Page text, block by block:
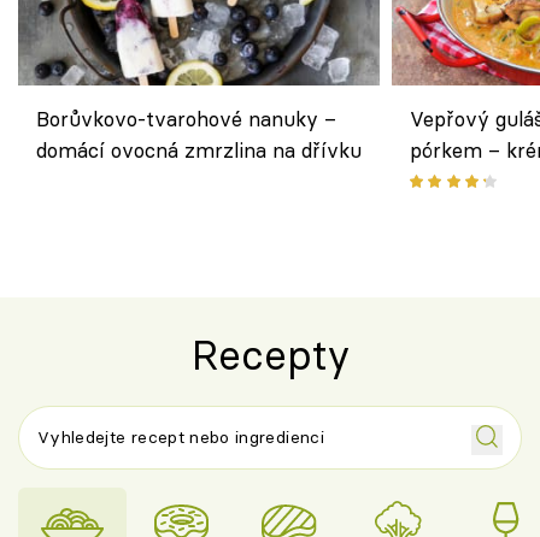
Borůvkovo-tvarohové nanuky –
domácí ovocná zmrzlina na dřívku
Vepřový
pórkem –
pokrm z
Recepty